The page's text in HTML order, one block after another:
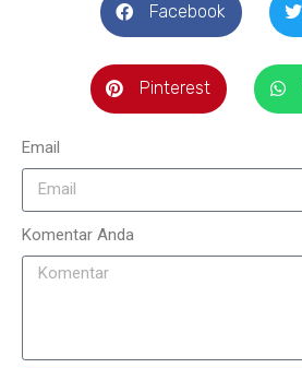
Facebook
Pinterest
Email
Komentar Anda